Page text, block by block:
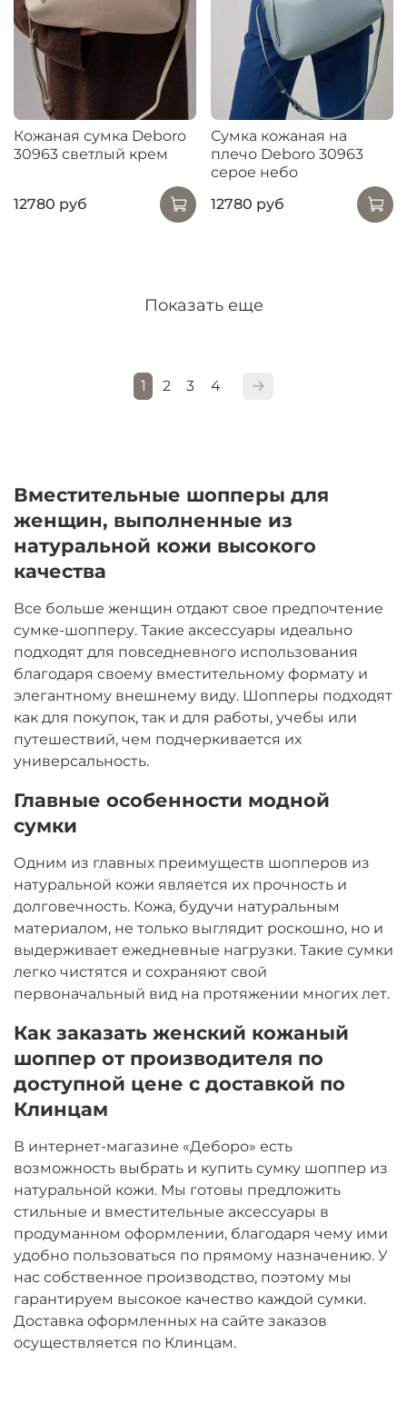
Кожаная сумка Deboro
30963 светлый крем
12780 руб
Сумка кожаная на
плечо Deboro 30963
серое небо
12780 руб
Показать еще
1 2 3 4
Вместительные шопперы для
женщин, выполненные из
натуральной кожи высокого
качества
Все больше женщин отдают свое предпочтение
сумке-шопперу. Такие аксессуары идеально
подходят для повседневного использования
благодаря своему вместительному формату и
элегантному внешнему виду. Шопперы подходят
как для покупок, так и для работы, учебы или
путешествий, чем подчеркивается их
универсальность.
Главные особенности модной
сумки
Одним из главных преимуществ шопперов из
натуральной кожи является их прочность и
долговечность. Кожа, будучи натуральным
материалом, не только выглядит роскошно, но и
выдерживает ежедневные нагрузки. Такие сумки
легко чистятся и сохраняют свой
первоначальный вид на протяжении многих лет.
Как заказать женский кожаный
шоппер от производителя по
доступной цене с доставкой по
Клинцам
В интернет-магазине «Деборо» есть
возможность выбрать и купить сумку шоппер из
натуральной кожи. Мы готовы предложить
стильные и вместительные аксессуары в
продуманном оформлении, благодаря чему ими
удобно пользоваться по прямому назначению. У
нас собственное производство, поэтому мы
гарантируем высокое качество каждой сумки.
Доставка оформленных на сайте заказов
осуществляется по Клинцам.